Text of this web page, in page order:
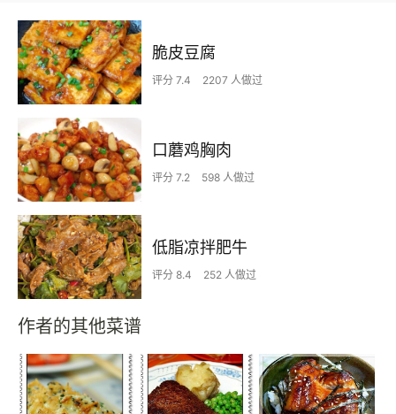
脆皮豆腐
评分 7.4 2207 人做过
口蘑鸡胸肉
评分 7.2 598 人做过
低脂凉拌肥牛
评分 8.4 252 人做过
作者的其他菜谱